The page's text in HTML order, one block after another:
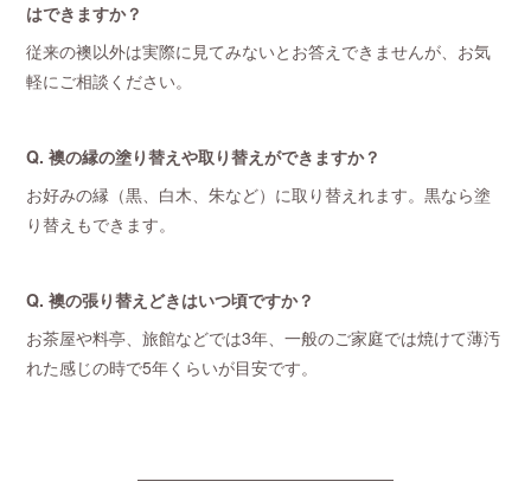
はできますか？
従来の襖以外は実際に見てみないとお答えできませんが、お気
軽にご相談ください。
Q. 襖の縁の塗り替えや取り替えができますか？
お好みの縁（黒、白木、朱など）に取り替えれます。黒なら塗
り替えもできます。
Q. 襖の張り替えどきはいつ頃ですか？
お茶屋や料亭、旅館などでは3年、一般のご家庭では焼けて薄汚
れた感じの時で5年くらいが目安です。